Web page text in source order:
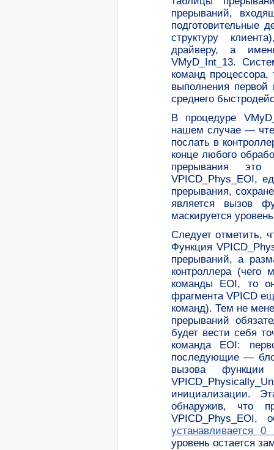
прерываний,
подготовительные
структуру
драйверу, а
VMyD_Int_13.
команд
выполнения первой
среднего
В процедуре
нашем случае —
послать в
конце любого
прерывания
VPICD_Phys_EOI,
прерывания,
является вызов
маскируется
Следует отметить,
Функция
прерываний, а
контроллера
команды EOI, то
фрагмента VPICD
команд). Тем не
прерываний
будет вести себя
команда EOI:
последующие —
вызова функции
инициализации.
обнаружив, что
устанавливается
уровень остается